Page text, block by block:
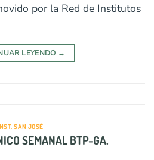
por la Red de Institutos
LEYENDO →
SAN JOSÉ
SEMANAL BTP-GA.